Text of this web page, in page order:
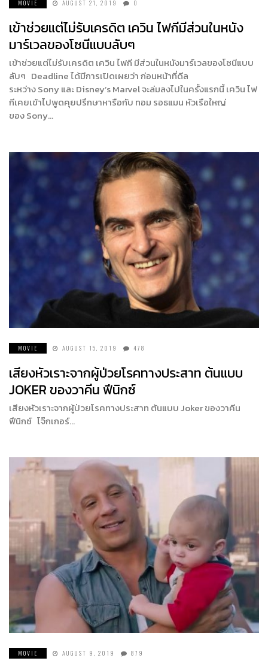
MOVIE AUGUST 21, 2019 0
เข้าช่วยแต่ไม่รับเครดิต เควิน ไฟกีมีส่วนในหนัง
มาร์เวลของโซนีแบบลับๆ
เข้าช่วยแต่ไม่รับเครดิต เควิน ไฟกี มีส่วนในหนังมาร์เวลของโซนีแบบ
ลับๆ Deadline ได้มีการเปิดเผยว่า ก่อนหน้าที่ดีล
ระหว่าง Sony และ Disney’s Marvel จะล่มลงไปในครั้งแรกนี้ เควิน ไฟ
กีเคยเข้าไปพูดคุยปรึกษาหารือกับ ทอม รอธแมน หัวเรือใหญ่
ของ Sony…
MOVIE AUGUST 15, 2019 478
เสียงหัวเราะจากผู้ป่วยโรคทางประสาท ต้นแบบ
JOKER ของวาคีน ฟีนิกซ์
เสียงหัวเราะจากผู้ป่วยโรคทางประสาท ต้นแบบ Joker ของวาคีน
ฟีนิกซ์ โจ๊กเกอร์…
MOVIE AUGUST 9, 2019 879